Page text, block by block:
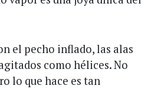
el pecho inflado, las alas
como hélices. No
lo que hace es tan